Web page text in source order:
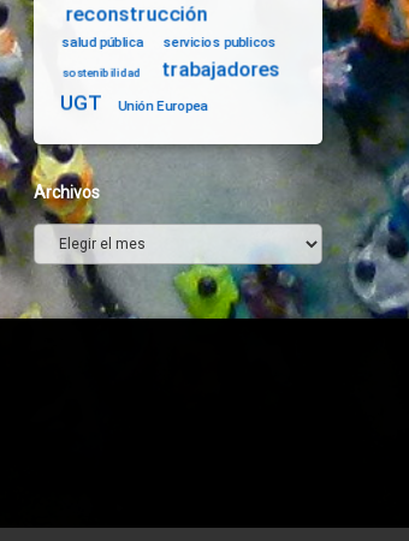
reconstrucción
salud pública servicios publicos
sostenibilidad
trabajadores
UGT
Unión Europea
Archivos
Archivos